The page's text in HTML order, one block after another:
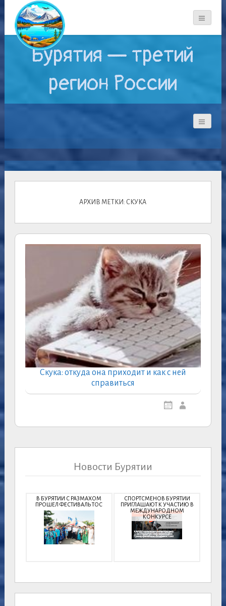
Бурятия — третий
регион России
АРХИВ МЕТКИ: СКУКА
Скука: откуда она приходит и как с ней
справиться
Новости Бурятии
В БУРЯТИИ С РАЗМАХОМ
ПРОШЕЛ ФЕСТИВАЛЬ ТОС
СПОРТСМЕНОВ БУРЯТИИ
ПРИГЛАШАЮТ К УЧАСТИЮ В
МЕЖДУНАРОДНОМ
КОНКУРСЕ